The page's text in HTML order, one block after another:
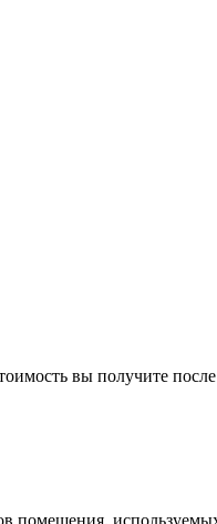
вы получите после
помещения,